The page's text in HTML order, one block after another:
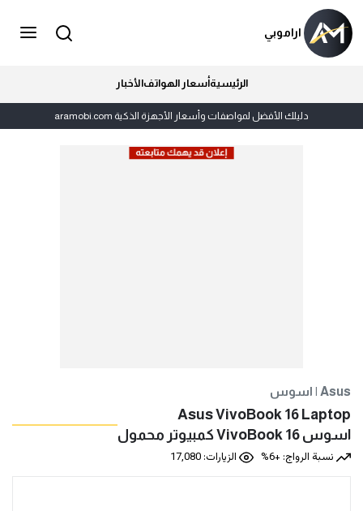
اراموبي
الرئيسيةأسعار الهواتفالأخبار
دليلك الأفضل لمواصفات وأسعار الأجهزة الذكية aramobi.com
اسوس | Asus
Asus VivoBook 16 Laptop
اسوس‎‎ ‎VivoBook ‎16‎‎ ‎كمبيوتر محمول‎
نسبة الرواج: +6%
الزيارات: 17,080